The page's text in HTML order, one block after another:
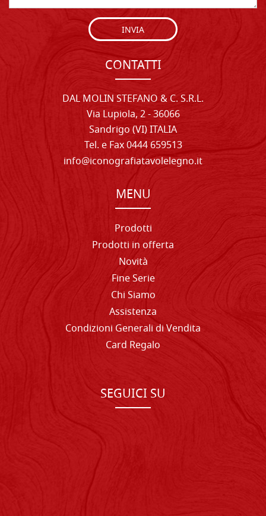
INVIA
CONTATTI
DAL MOLIN STEFANO & C. S.R.L.
Via Lupiola, 2 - 36066
Sandrigo (VI) ITALIA
Tel. e Fax 0444 659513
info@iconografiatavolelegno.it
MENU
Prodotti
Prodotti in offerta
Novità
Fine Serie
Chi Siamo
Assistenza
Condizioni Generali di Vendita
Card Regalo
SEGUICI SU